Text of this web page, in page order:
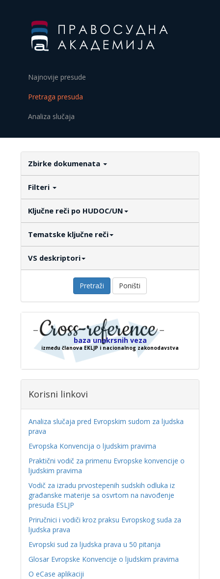
Najnovije presude
Pretraga presuda
Analiza slučaja
Zbirke dokumenata
Filteri
Ključne reči po HUDOC/UN
Tematske ključne reči
VS deskriptori
Pretraži Poništi
baza unakrsnih veza
između članova EKLJP i nacionalnog zakonodavstva
Korisni linkovi
Analiza slučaja pred Evropskim sudom za ljudska
prava
Evropska Konvencija o ljudskim pravima
Praktični vodič za primenu Evropske konvencije o
ljudskim pravima
Vodič za izradu prvostepenih sudskih odluka iz
građanske materije sa osvrtom na navođenje
presuda ESLJP
Priručnici i vodiči kroz praksu Evropskog suda za
ljudska prava
Evropski sud za ljudska prava u 50 pitanja
Glosar Evropske Konvencije o ljudskim pravima
O eCase aplikaciji